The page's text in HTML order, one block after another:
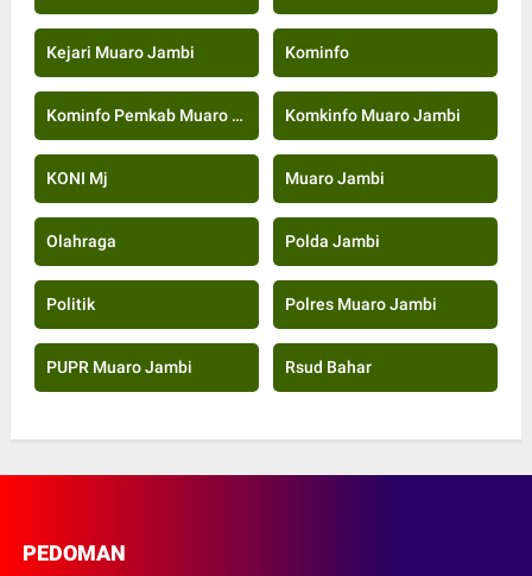
Kejari Muaro Jambi Kominfo
Kominfo Pemkab Muaro Jambi Komkinfo Muaro Jambi
KONI Mj Muaro Jambi
Olahraga Polda Jambi
Politik Polres Muaro Jambi
PUPR Muaro Jambi Rsud Bahar
PEDOMAN